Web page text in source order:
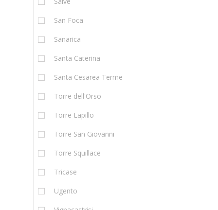
San Foca
Sanarica
Santa Caterina
Santa Cesarea Terme
Torre dell'Orso
Torre Lapillo
Torre San Giovanni
Torre Squillace
Tricase
Ugento